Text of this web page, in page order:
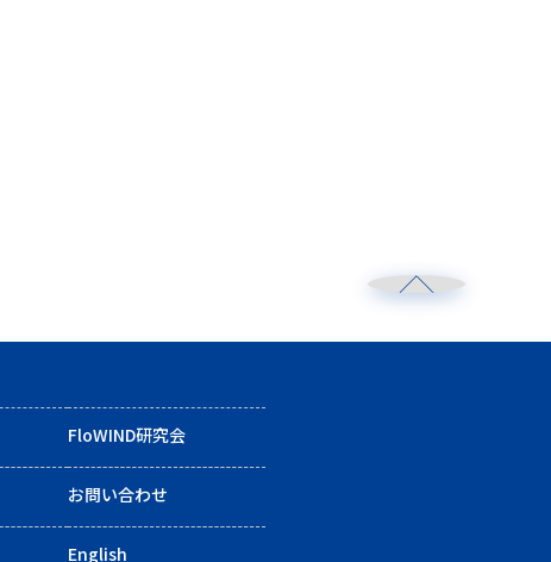
FloWIND研究会
お問い合わせ
English